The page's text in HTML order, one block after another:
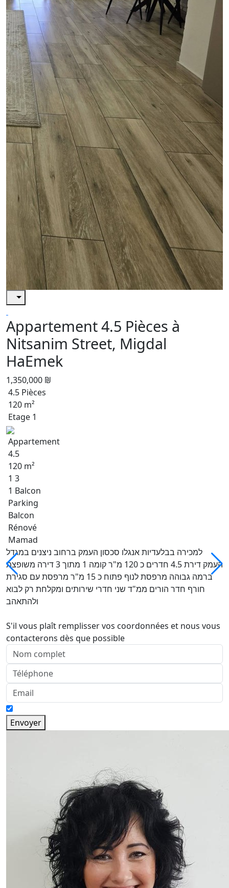
Appartement 4.5 Pièces à
Nitsanim Street, Migdal
HaEmek
1,350,000 ₪
4.5 Pièces
120 m²
Etage 1
Appartement
4.5
120 m²
1 3
1 Balcon
Parking
Balcon
Rénové
Mamad
למכירה בבלעדיות אנגלו סכסון העמק ברחוב ניצנים במגדל
העמק דירת 4.5 חדרים כ 120 מ"ר קומה 1 מתוך 3 דירה משופצת
ברמה גבוהה מרפסת לנוף פתוח כ 15 מ"ר מרפסת עם סגירת
חורף חדר הורים ממ"ד שני חדרי שירותים ומקלחת רק לבוא
ולהתאהב
S'il vous plaît remplisser vos coordonnées et nous vous
contacterons dès que possible
Envoyer